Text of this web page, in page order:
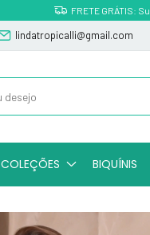
lindatropicalli@gmail.com
COLEÇÕES BIQUÍNIS